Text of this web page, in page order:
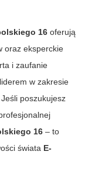
16 oferują
oraz eksperckie
i zaufanie
w zakresie
. Jeśli poszukujesz
16 – to
świata E-